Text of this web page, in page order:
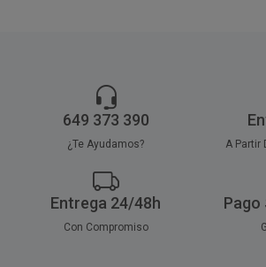
649 373 390
¿Te Ayudamos? A Partir
Entrega 24/48h
Con Compromiso
Pago